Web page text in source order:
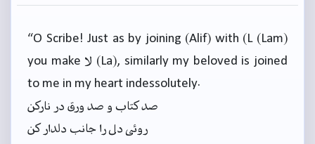
“O Scribe! Just as by joining (Alif) with (L (Lam)
you make لا (La), similarly my beloved is joined
to me in my heart indessolutely.
صد کتاب و صد ورق در نارکن
روئی دل را جانب دلدار کن